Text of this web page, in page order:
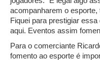
acompanharem o
Fiquei para prestigiar
aqui. Eventos assim
Para o comerciante
fomento ao esporte é